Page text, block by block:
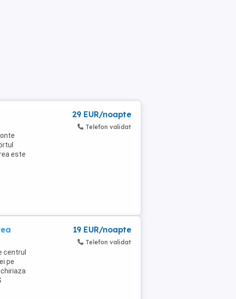
este
29 EUR/noapte
Telefon validat
centrul
pe
19 EUR/noapte
Telefon validat